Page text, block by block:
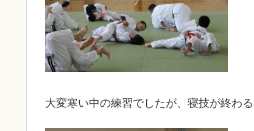
大変寒い中の練習でしたが、寝技が終わ